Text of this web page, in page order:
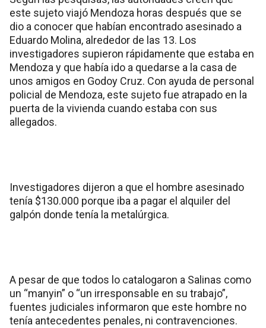
este sujeto viajó Mendoza horas después que se
dio a conocer que habían encontrado asesinado a
Eduardo Molina, alrededor de las 13. Los
investigadores supieron rápidamente que estaba en
Mendoza y que había ido a quedarse a la casa de
unos amigos en Godoy Cruz. Con ayuda de personal
policial de Mendoza, este sujeto fue atrapado en la
puerta de la vivienda cuando estaba con sus
allegados.
Investigadores dijeron a que el hombre asesinado
tenía $130.000 porque iba a pagar el alquiler del
galpón donde tenía la metalúrgica.
A pesar de que todos lo catalogaron a Salinas como
un “manyin” o “un irresponsable en su trabajo”,
fuentes judiciales informaron que este hombre no
tenía antecedentes penales, ni contravenciones.